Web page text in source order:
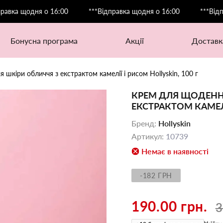
о 16:00 ***Відправка щодня о 16:00
бонусна програма акції
обличчя з екстрактом камелії і рисом Hollyskin, 100 г
КРЕМ ДЛЯ
ЕКСТРАКТОМ
Бренд: Hollyskin
Артикул: 10739
Немає в наявності
-182 ГРН
190.00 грн.